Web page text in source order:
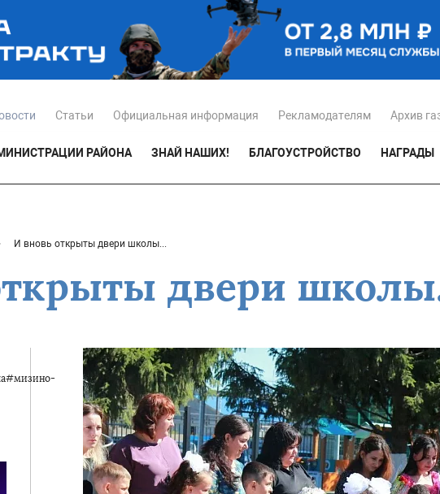
Статьи Официальная информация Рекламодателям Архив
РАЙОНА ЗНАЙ НАШИХ! БЛАГОУСТРОЙСТВО НАГРАДЫ
И вновь открыты двери школы...
двери